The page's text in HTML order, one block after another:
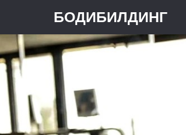
БОДИБИЛДИНГ